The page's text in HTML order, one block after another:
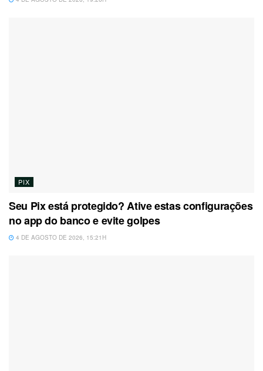
PIX
Seu Pix está protegido? Ative estas configurações
no app do banco e evite golpes
4 DE AGOSTO DE 2026, 15:21H